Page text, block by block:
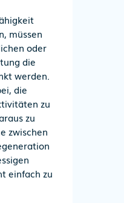
müssen
oder
die
werden.
die
zu
zu
zwischen
einfach zu